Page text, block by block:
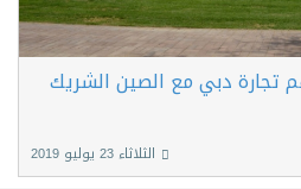
درهم تجارة دبي مع الصين الشريك
الثلاثاء 23 يوليو 2019